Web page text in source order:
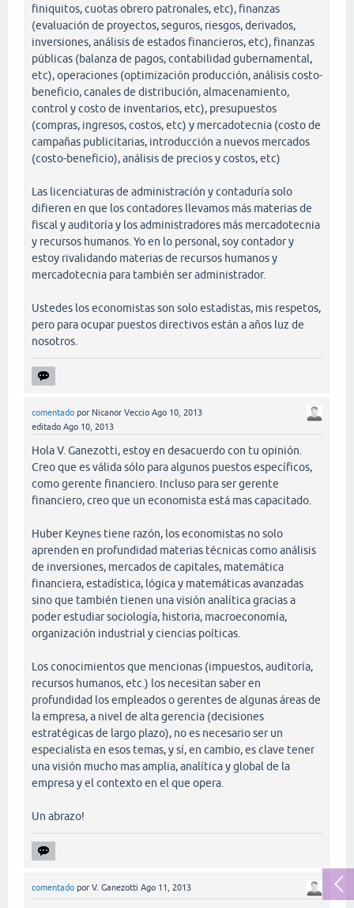
finiquitos, cuotas obrero patronales, etc), finanzas
(evaluación de proyectos, seguros, riesgos, derivados,
inversiones, análisis de estados financieros, etc), finanzas
públicas (balanza de pagos, contabilidad gubernamental,
etc), operaciones (optimización producción, análisis costo-
beneficio, canales de distribución, almacenamiento,
control y costo de inventarios, etc), presupuestos
(compras, ingresos, costos, etc) y mercadotecnia (costo de
campañas publicitarias, introducción a nuevos mercados
(costo-beneficio), análisis de precios y costos, etc)
Las licenciaturas de administración y contaduría solo
difieren en que los contadores llevamos más materias de
fiscal y auditoría y los administradores más mercadotecnia
y recursos humanos. Yo en lo personal, soy contador y
estoy rivalidando materias de recursos humanos y
mercadotecnia para también ser administrador.
Ustedes los economistas son solo estadistas, mis respetos,
pero para ocupar puestos directivos están a años luz de
nosotros.
comentado por Nicanor Veccio Ago 10, 2013
editado Ago 10, 2013
Hola V. Ganezotti, estoy en desacuerdo con tu opinión.
Creo que es válida sólo para algunos puestos específicos,
como gerente financiero. Incluso para ser gerente
financiero, creo que un economista está mas capacitado.
Huber Keynes tiene razón, los economistas no solo
aprenden en profundidad materias técnicas como análisis
de inversiones, mercados de capitales, matemática
financiera, estadística, lógica y matemáticas avanzadas
sino que también tienen una visión analítica gracias a
poder estudiar sociología, historia, macroeconomía,
organización industrial y ciencias poíticas.
Los conocimientos que mencionas (impuestos, auditoría,
recursos humanos, etc.) los necesitan saber en
profundidad los empleados o gerentes de algunas áreas de
la empresa, a nivel de alta gerencia (decisiones
estratégicas de largo plazo), no es necesario ser un
especialista en esos temas, y sí, en cambio, es clave tener
una visión mucho mas amplia, analítica y global de la
empresa y el contexto en el que opera.
Un abrazo!
comentado por V. Ganezotti Ago 11, 2013